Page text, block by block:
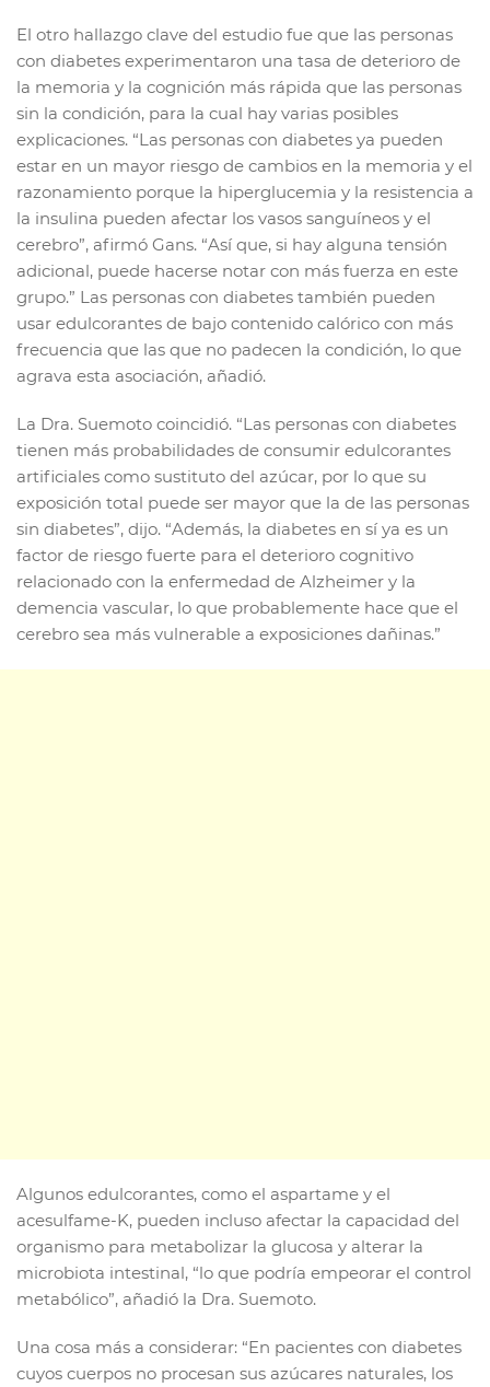
El otro hallazgo clave del estudio fue que las personas
con diabetes experimentaron una tasa de deterioro de
la memoria y la cognición más rápida que las personas
sin la condición, para la cual hay varias posibles
explicaciones. “Las personas con diabetes ya pueden
estar en un mayor riesgo de cambios en la memoria y el
razonamiento porque la hiperglucemia y la resistencia a
la insulina pueden afectar los vasos sanguíneos y el
cerebro”, afirmó Gans. “Así que, si hay alguna tensión
adicional, puede hacerse notar con más fuerza en este
grupo.” Las personas con diabetes también pueden
usar edulcorantes de bajo contenido calórico con más
frecuencia que las que no padecen la condición, lo que
agrava esta asociación, añadió.
La Dra. Suemoto coincidió. “Las personas con diabetes
tienen más probabilidades de consumir edulcorantes
artificiales como sustituto del azúcar, por lo que su
exposición total puede ser mayor que la de las personas
sin diabetes”, dijo. “Además, la diabetes en sí ya es un
factor de riesgo fuerte para el deterioro cognitivo
relacionado con la enfermedad de Alzheimer y la
demencia vascular, lo que probablemente hace que el
cerebro sea más vulnerable a exposiciones dañinas.”
Algunos edulcorantes, como el aspartame y el
acesulfame-K, pueden incluso afectar la capacidad del
organismo para metabolizar la glucosa y alterar la
microbiota intestinal, “lo que podría empeorar el control
metabólico”, añadió la Dra. Suemoto.
Una cosa más a considerar: “En pacientes con diabetes
cuyos cuerpos no procesan sus azúcares naturales, los